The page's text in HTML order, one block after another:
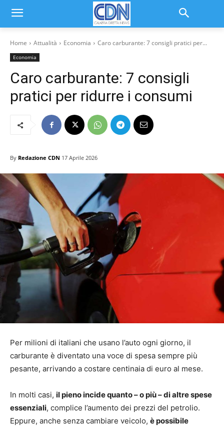
Home Attualità Economia Caro carburante: 7 consigli pratici per...
Economia
Caro carburante: 7 consigli
pratici per ridurre i consumi
By Redazione CDN 17 Aprile 2026
Per milioni di italiani che usano l’auto ogni giorno, il
carburante è diventato una voce di spesa sempre più
pesante, arrivando a costare centinaia di euro al mese.
In molti casi, il pieno incide quanto – o più – di altre spese
essenziali, complice l’aumento dei prezzi del petrolio.
Eppure, anche senza cambiare veicolo, è possibile